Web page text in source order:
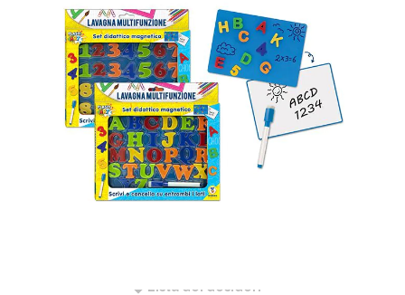
LETTERE E NUMERI MAGNETICI
CODICE:66734T
Non Disponibile
Lista dei desideri